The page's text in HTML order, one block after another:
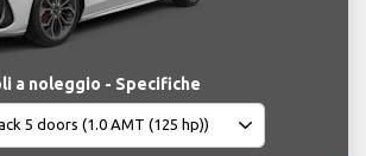
a noleggio - Specifiche